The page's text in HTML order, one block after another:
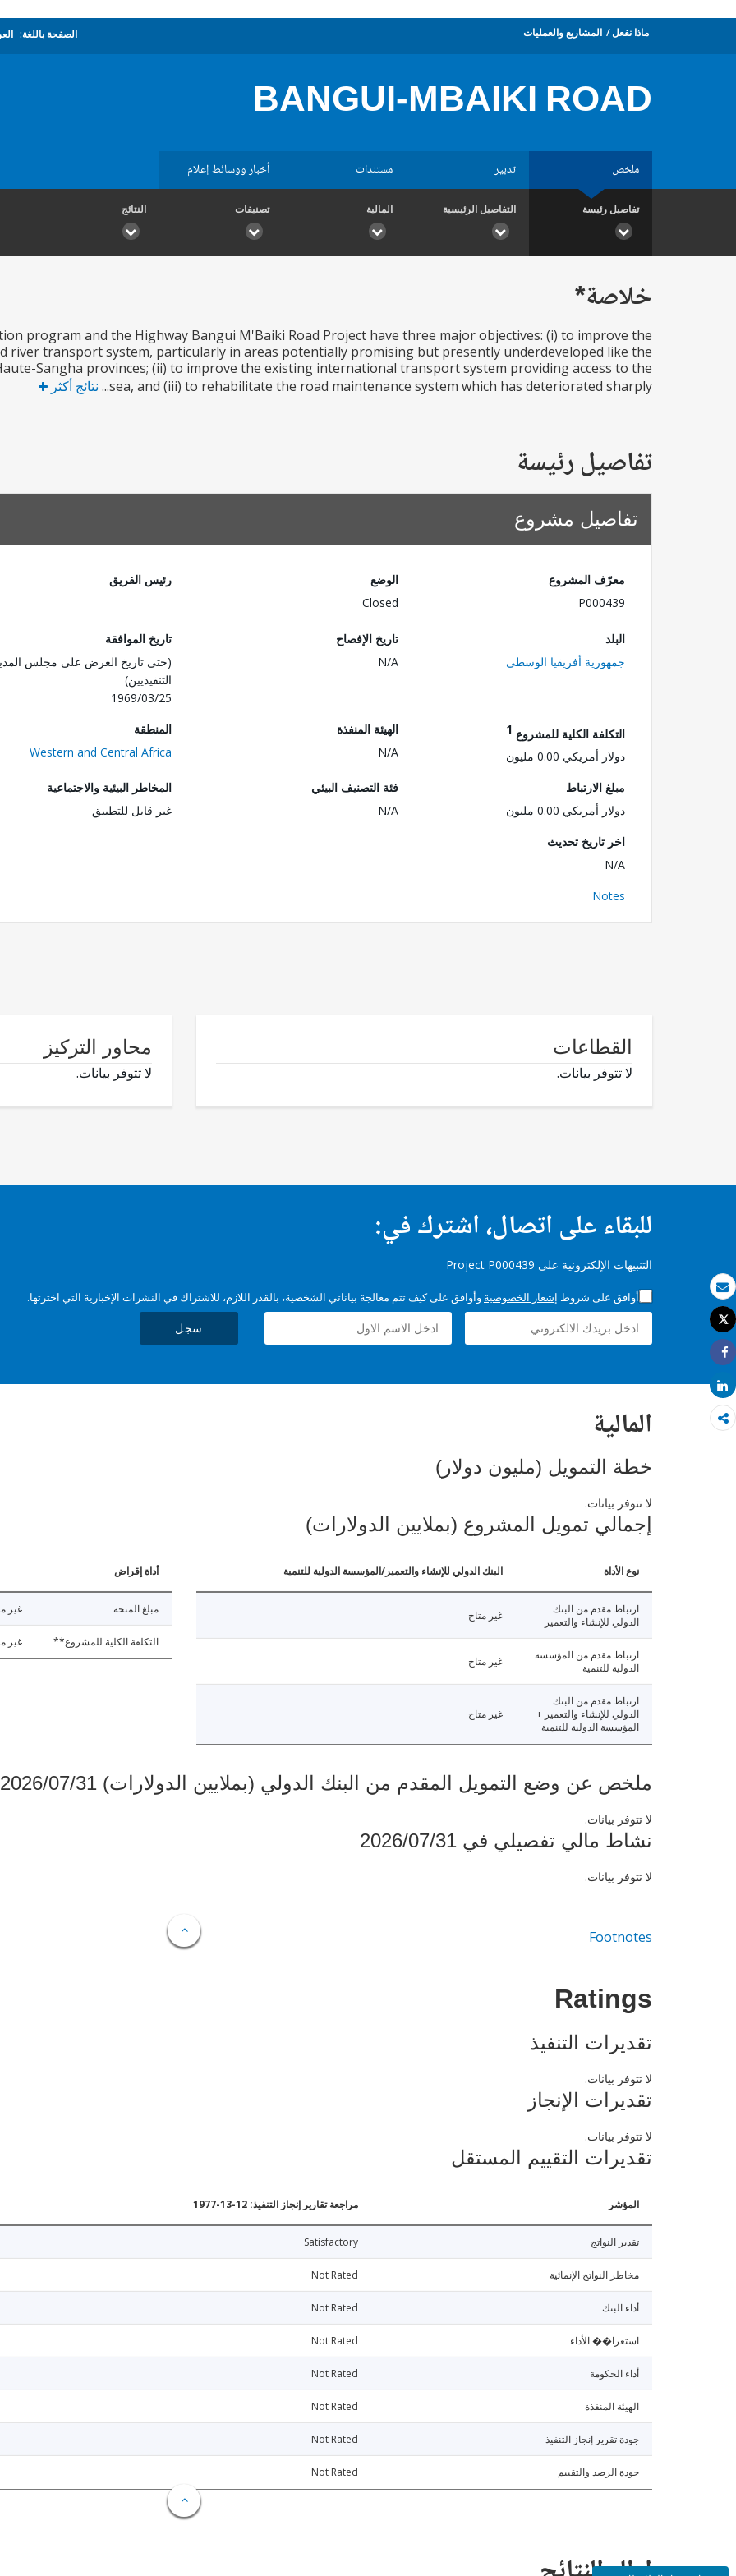
بريد الكتروني
طباعة
Tweet
Share
Share
ماذا نفعل المشاريع والعمليات الصفحة باللغة:
BANGUI-MBAIKI ROAD
ملخص تدبير مستندات أخبار ووسائط إعلام
تفاصيل رئيسة التفاصيل الرئيسية المالية تصنيفات النتائج
خلاصة*
program and the Highway Bangui M'Baiki Road Project have three major objectives: (i) to improve the
river transport system, particularly in areas potentially promising but presently underdeveloped like the
Sangha provinces; (ii) to improve the existing international transport system providing access to the
sea, and (iii) to rehabilitate the road maintenance system which has deteriorated sharply...
نتائج أكثر
تفاصيل رئيسة
تفاصيل مشروع
معرّف المشروع
P000439
الوضع
Closed
رئيس الفريق
البلد
جمهورية أفريقيا الوسطى
تاريخ الإفصاح
N/A
تاريخ الموافقة
(حتى تاريخ العرض على مجلس
التنفيذيين)
1969/03/25
التكلفة الكلية للمشروع 1
دولار أمريكي 0.00 مليون
الهيئة المنفذة
N/A
المنطقة
Western and Central Africa
مبلغ الارتباط
دولار أمريكي 0.00 مليون
فئة التصنيف البيئي
N/A
المخاطر البيئية والاجتماعية
غير قابل للتطبيق
اخر تاريخ تحديث
N/A
Notes
القطاعات
لا تتوفر بيانات.
محاور التركيز
لا تتوفر بيانات.
للبقاء على اتصال، اشترك في:
التنبيهات الإلكترونية على Project P000439
أوافق على شروط إشعار الخصوصية وأوافق على كيف تتم معالجة بياناتي الشخصية، بالقدر اللازم، للاشتراك في النشرات الإخبارية التي اخترتها.
سجل
المالية
خطة التمويل (مليون دولار)
لا تتوفر بيانات.
إجمالي تمويل المشروع (بملايين الدولارات)
نوع الأداة البنك الدولي للإنشاء والتعمير/المؤسسة الدولية للتنمية
ارتباط مقدم من البنك
الدولي للإنشاء والتعمير
غير متاح
ارتباط مقدم من المؤسسة
الدولية للتنمية
غير متاح
ارتباط مقدم من البنك
الدولي للإنشاء والتعمير +
المؤسسة الدولية للتنمية
غير متاح
أداة إقراض
مبلغ المنحة غير
التكلفة الكلية للمشروع** غير
ملخص عن وضع التمويل المقدم من البنك الدولي (بملايين الدولارات) 2026/07/31
لا تتوفر بيانات.
نشاط مالي تفصيلي في 2026/07/31
لا تتوفر بيانات.
Footnotes
Ratings
تقديرات التنفيذ
لا تتوفر بيانات.
تقديرات الإنجاز
لا تتوفر بيانات.
تقديرات التقييم المستقل
المؤشر مراجعة تقارير إنجاز التنفيذ: 12-13-1977
تقدير النواتج Satisfactory
مخاطر النواتج الإنمائية Not Rated
أداء البنك Not Rated
استعرا�� الأداء Not Rated
أداء الحكومة Not Rated
الهيئة المنفذة Not Rated
جودة تقرير إنجاز التنفيذ Not Rated
جودة الرصد والتقييم Not Rated